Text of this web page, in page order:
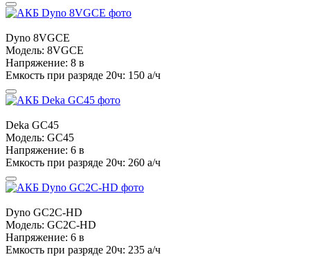
Dyno 8VGCE
Модель: 8VGCE
Напряжение: 8 в
Емкость при разряде 20ч: 150 а/ч
Deka GC45
Модель: GC45
Напряжение: 6 в
Емкость при разряде 20ч: 260 а/ч
Dyno GC2C-HD
Модель: GC2C-HD
Напряжение: 6 в
Емкость при разряде 20ч: 235 а/ч